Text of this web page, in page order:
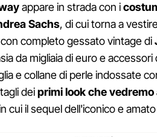
appare in strada con i
Sachs, di cui torna a
completo gessato vintage di
da migliaia di euro e
e collane di perle indossate
deiprimi look che
cui il sequel dell'iconico e